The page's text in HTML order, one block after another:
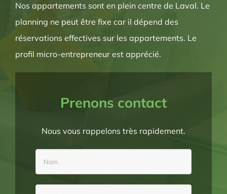
Nos appartements sont en plein centre de Laval. Le
planning ne peut être fixe car il dépend des
réservations effectives sur les appartements. Le
profil micro-entrepreneur est apprécié.
Prenons contact
Nous vous rappelons très rapidement.